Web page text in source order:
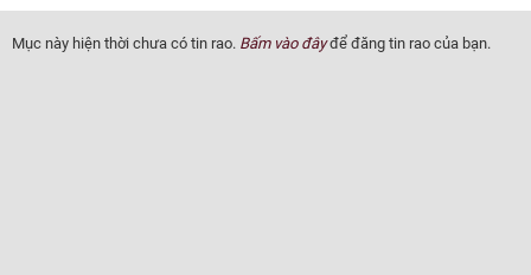
Tất cả
Mục này hiện thời chưa có tin rao. Bấm vào đâyđể đăng tin rao của bạn.